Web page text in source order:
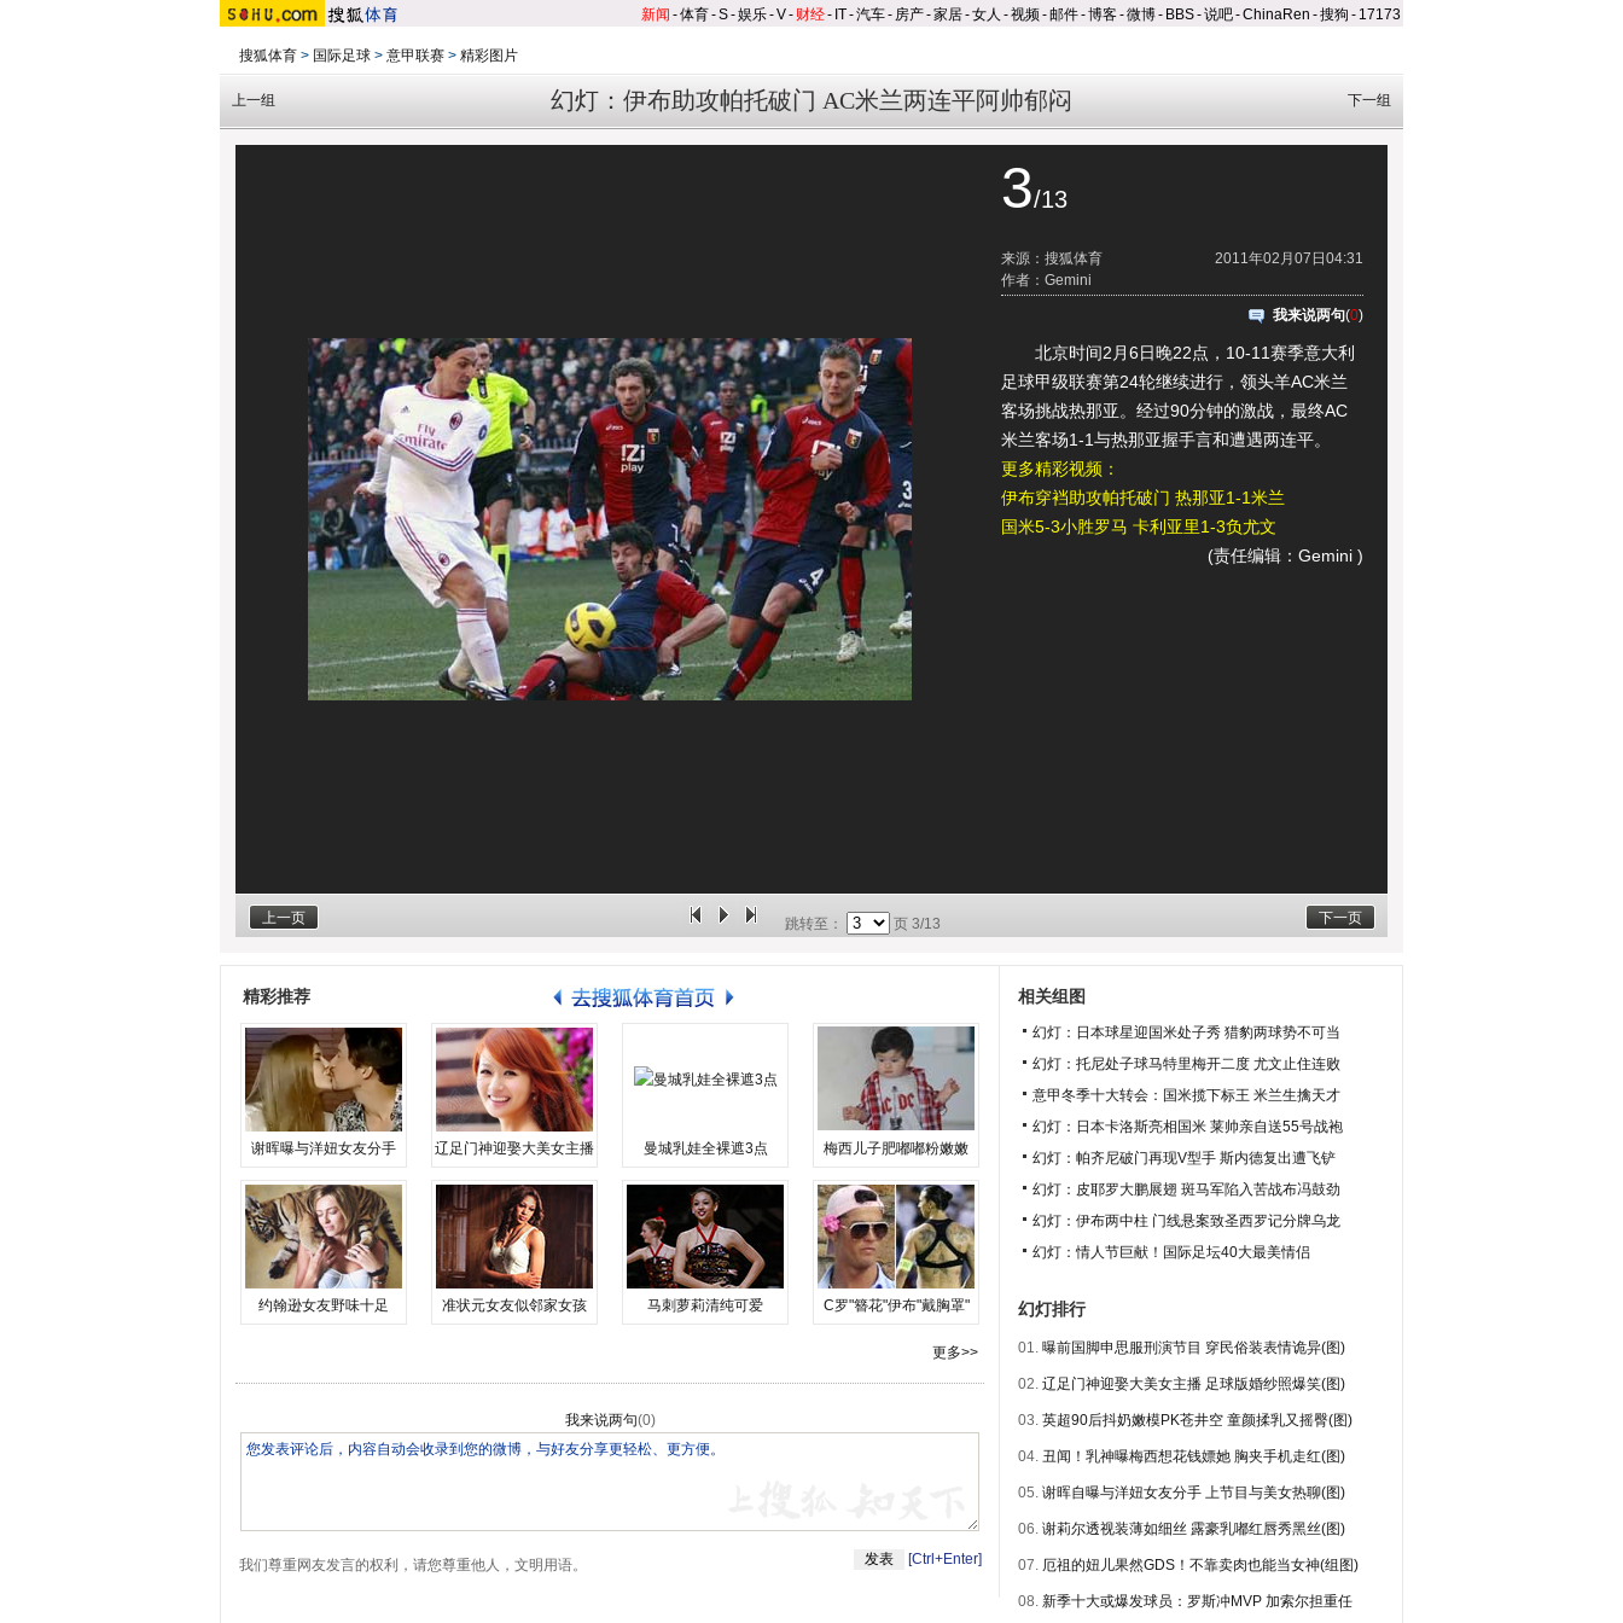
新闻 -体育-S-娱乐-V- 财经- IT-汽车- 房产-家居-女人 -视频-邮件-博客-微博- BBS-说吧-ChinaRen -搜狗 - 17173
搜狐体育 > 国际足球 > 意甲联赛 > 精彩图片
幻灯：伊布助攻帕托破门 AC米兰两连平阿帅郁闷
上一组 下一组
3/13
2011年02月07日04:31
来源：搜狐体育
作者：Gemini
我来说两句(0)
北京时间2月6日晚22点，10-11赛季意大利
足球甲级联赛第24轮继续进行，领头羊AC米兰
客场挑战热那亚。经过90分钟的激战，最终AC
米兰客场1-1与热那亚握手言和遭遇两连平。
更多精彩视频：
伊布穿裆助攻帕托破门 热那亚1-1米兰
国米5-3小胜罗马 卡利亚里1-3负尤文
(责任编辑：Gemini )
上一页 下一页
跳转至： 页 3/13
精彩推荐
谢晖曝与洋妞女友分手 辽足门神迎娶大美女主播 曼城乳娃全裸遮3点 梅西儿子肥嘟嘟粉嫩嫩
约翰逊女友野味十足 准状元女友似邻家女孩 马刺萝莉清纯可爱 C罗"簪花"伊布"戴胸罩"
更多>>
我来说两句(0)
我们尊重网友发言的权利，请您尊重他人，文明用语。 [Ctrl+Enter]
相关组图
幻灯：日本球星迎国米处子秀 猎豹两球势不可当
幻灯：托尼处子球马特里梅开二度 尤文止住连败
意甲冬季十大转会：国米揽下标王 米兰生擒天才
幻灯：日本卡洛斯亮相国米 莱帅亲自送55号战袍
幻灯：帕齐尼破门再现V型手 斯内德复出遭飞铲
幻灯：皮耶罗大鹏展翅 斑马军陷入苦战布冯鼓劲
幻灯：伊布两中柱 门线悬案致圣西罗记分牌乌龙
幻灯：情人节巨献！国际足坛40大最美情侣
幻灯排行
01. 曝前国脚申思服刑演节目 穿民俗装表情诡异(图)
02. 辽足门神迎娶大美女主播 足球版婚纱照爆笑(图)
03. 英超90后抖奶嫩模PK苍井空 童颜揉乳又摇臀(图)
04. 丑闻！乳神曝梅西想花钱嫖她 胸夹手机走红(图)
05. 谢晖自曝与洋妞女友分手 上节目与美女热聊(图)
06. 谢莉尔透视装薄如细丝 露豪乳嘟红唇秀黑丝(图)
07. 厄祖的妞儿果然GDS！不靠卖肉也能当女神(组图)
08. 新季十大或爆发球员：罗斯冲MVP 加索尔担重任